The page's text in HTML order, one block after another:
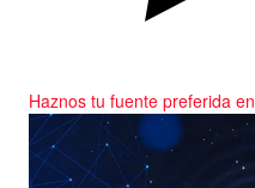
Haznos tu fuente preferida en